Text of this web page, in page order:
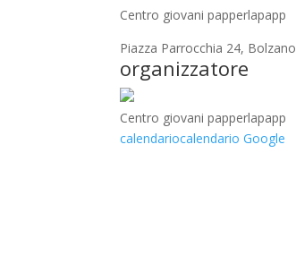
Centro giovani papperlapapp
Piazza Parrocchia 24, Bolzano
organizzatore
Centro giovani papperlapapp
calendariocalendario Google